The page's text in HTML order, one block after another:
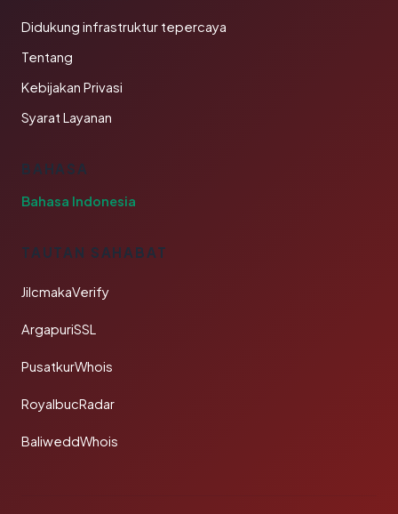
Didukung infrastruktur tepercaya
Tentang
Kebijakan Privasi
Syarat Layanan
BAHASA
Bahasa Indonesia
TAUTAN SAHABAT
JilcmakaVerify
ArgapuriSSL
PusatkurWhois
RoyalbucRadar
BaliweddWhois